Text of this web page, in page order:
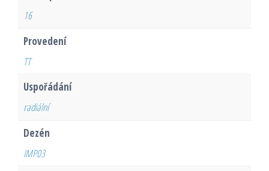
16
Provedení
TT
Uspořádání
radiální
Dezén
IMP03